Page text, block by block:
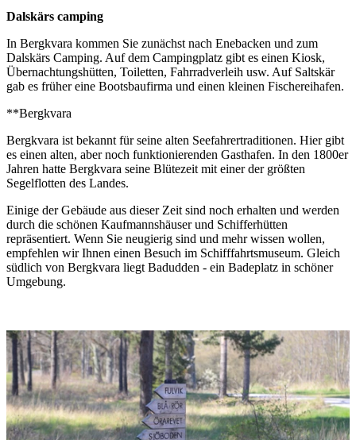
Dalskärs camping
In Bergkvara kommen Sie zunächst nach Enebacken und zum
Dalskärs Camping. Auf dem Campingplatz gibt es einen Kiosk,
Übernachtungshütten, Toiletten, Fahrradverleih usw. Auf Saltskär
gab es früher eine Bootsbaufirma und einen kleinen Fischereihafen.
**Bergkvara
Bergkvara ist bekannt für seine alten Seefahrertraditionen. Hier gibt
es einen alten, aber noch funktionierenden Gasthafen. In den 1800er
Jahren hatte Bergkvara seine Blütezeit mit einer der größten
Segelflotten des Landes.
Einige der Gebäude aus dieser Zeit sind noch erhalten und werden
durch die schönen Kaufmannshäuser und Schifferhütten
repräsentiert. Wenn Sie neugierig sind und mehr wissen wollen,
empfehlen wir Ihnen einen Besuch im Schifffahrtsmuseum. Gleich
südlich von Bergkvara liegt Badudden - ein Badeplatz in schöner
Umgebung.
Bildergalerie